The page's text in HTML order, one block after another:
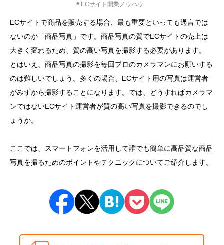
＃ECサイト開業ノウハウ
ECサイトで商品を販売する場合、最も重要といっても過言では
ないのが「商品写真」です。商品写真の質でECサイトの売上は
大きく変わるため、質の高い写真を撮影する必要があります。
とはいえ、商品写真の撮影を毎回プロのカメラマンにお願いする
のは難しいでしょう。多くの場合、ECサイト用の写真は運営者
がみずから撮影することになります。では、どうすればカメラマ
ンではないECサイト運営者が質の高い写真を撮影できるのでし
ょうか。
ここでは、スマートフォンを活用して誰でも簡単に高品質な商品
写真を撮るためのポイントやテクニックについてご紹介します。